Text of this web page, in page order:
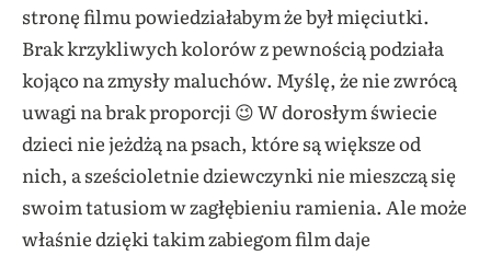
stronę filmu powiedziałabym że był mięciutki.
Brak krzykliwych kolorów z pewnością podziała
kojąco na zmysły maluchów. Myślę, że nie zwrócą
uwagi na brak proporcji 😉 W dorosłym świecie
dzieci nie jeżdżą na psach, które są większe od
nich, a sześcioletnie dziewczynki nie mieszczą się
swoim tatusiom w zagłębieniu ramienia. Ale może
właśnie dzięki takim zabiegom film daje